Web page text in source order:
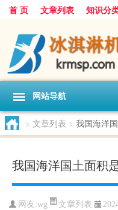
首 页 文章列表 知识分
网站导航
> 文章列表 > 我国海洋
我国海洋国土面积
网友:wg 文章列表